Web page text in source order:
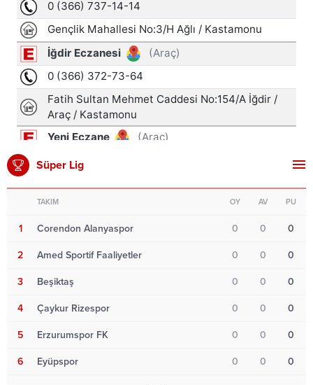
Süper Lig
TAKIM OY AV PU
1 Corendon Alanyaspor 0 0 0
2 Amed Sportif Faaliyetler 0 0 0
3 Beşiktaş 0 0 0
4 Çaykur Rizespor 0 0 0
5 Erzurumspor FK 0 0 0
6 Eyüpspor 0 0 0